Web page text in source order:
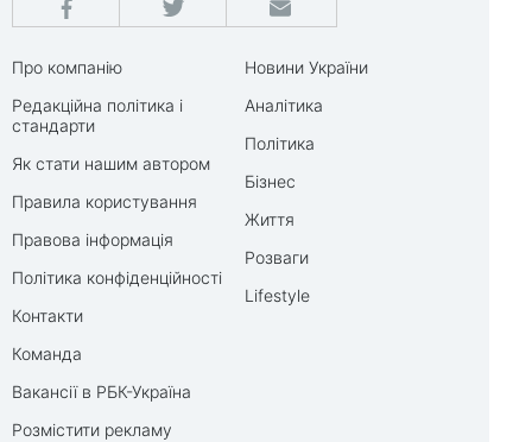
Про компанію
Редакційна політика і
стандарти
Як стати нашим автором
Правила користування
Правова інформація
Політика конфіденційності
Контакти
Команда
Вакансії в РБК-Україна
Розмістити рекламу
Новини України
Аналітика
Політика
Бізнес
Життя
Розваги
Lifestyle